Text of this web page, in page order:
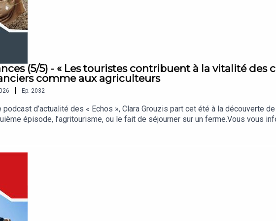
(5/5) - « Les touristes contribuent à la vitalité des
comme aux agriculteurs
| Ep. 2032
podcast d’actualité des « Echos », Clara Grouzis part cet été à la découverte
épisode, l’agritourisme, ou le fait de séjourner sur un ferme.Vous vous
Echos, c’est chaque jour les analyses et décryptages qui comptent vraiment,
nos auditeurs.« La Story » est un podcast des « Echos » présenté par Clara
Réalisation : Nicolas Jean. Traduction : Eva Talma. Chargée de production et
: Shutterstock. Sons : @domaineescons, Dans les bottes.